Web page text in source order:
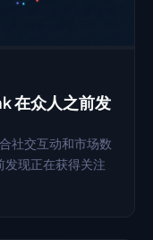
在众人之前发
社交互动和市场数
现正在获得关注